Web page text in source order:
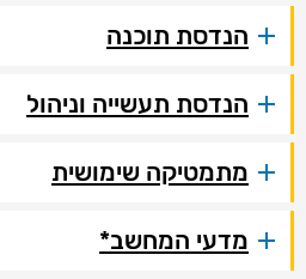
הנדסת תוכנה
הנדסת תעשייה וניהול
מתמטיקה שימושית
מדעי המחשב*